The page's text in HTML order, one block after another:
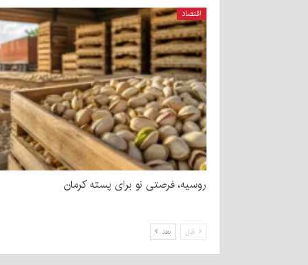
اقتصاد
روسیه، فرصتی نو برای پسته کرمان
قبل بعد